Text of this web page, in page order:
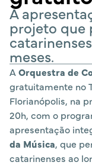
A
projeto que
meses.
A Orquestra de
gratuitamente no
Florianópolis, na
20h, com o
apresentação
da Música, que
catarinenses ao